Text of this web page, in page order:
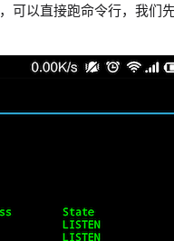
，可以直接跑命令行，我们